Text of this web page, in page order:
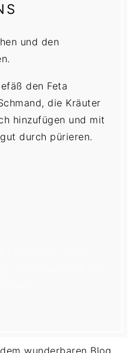
und den
den Feta
die Kräuter
hinzufügen und mit
durch pürieren.